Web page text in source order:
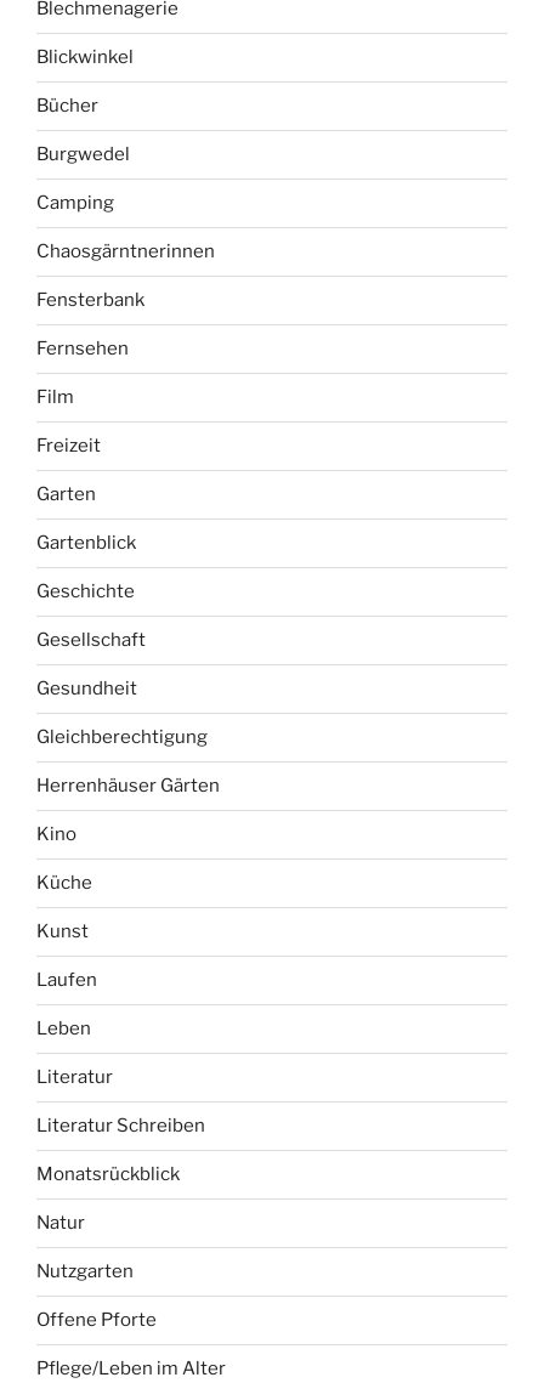
Blechmenagerie
Blickwinkel
Bücher
Burgwedel
Camping
Chaosgärntnerinnen
Fensterbank
Fernsehen
Film
Freizeit
Garten
Gartenblick
Geschichte
Gesellschaft
Gesundheit
Gleichberechtigung
Herrenhäuser Gärten
Kino
Küche
Kunst
Laufen
Leben
Literatur
Literatur Schreiben
Monatsrückblick
Natur
Nutzgarten
Offene Pforte
Pflege/Leben im Alter